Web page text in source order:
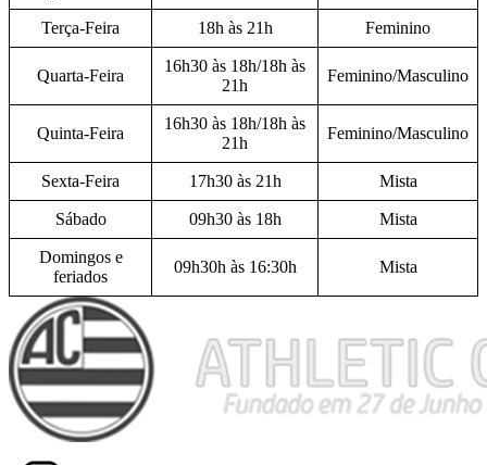
Terça-Feira 18h às 21h Feminino
Quarta-Feira
16h30 às 18h/18h às
21h
Feminino/Masculino
Quinta-Feira
16h30 às 18h/18h às
21h
Feminino/Masculino
Sexta-Feira 17h30 às 21h Mista
Sábado 09h30 às 18h Mista
Domingos e
feriados
09h30h às 16:30h Mista